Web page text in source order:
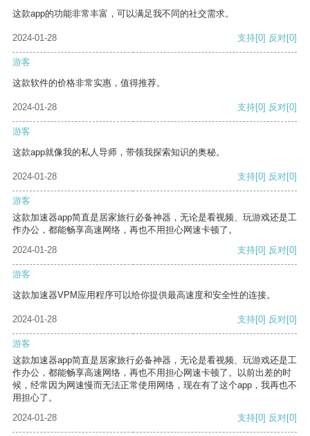
这款app的功能非常丰富，可以满足我不同的社交需求。
2024-01-28 支持[0] 反对[0]
游客
这款软件的价格非常实惠，值得推荐。
2024-01-28 支持[0] 反对[0]
游客
这款app就像我的私人导师，带领我探索知识的奥秘。
2024-01-28 支持[0] 反对[0]
游客
这款加速器app简直是居家旅行必备神器，无论是看视频、玩游戏还是工
作办公，都能畅享高速网络，再也不用担心网速卡顿了。
2024-01-28
支持[0] 反对[0]
游客
这款加速器VPM应用程序可以给你提供最高速度和安全性的连接。
2024-01-28 支持[0] 反对[0]
游客
这款加速器app简直是居家旅行必备神器，无论是看视频、玩游戏还是工
作办公，都能畅享高速网络，再也不用担心网速卡顿了。以前出差的时
候，经常因为网速慢而无法正常使用网络，现在有了这个app，我再也不
用担心了。
2024-01-28
支持[0] 反对[0]